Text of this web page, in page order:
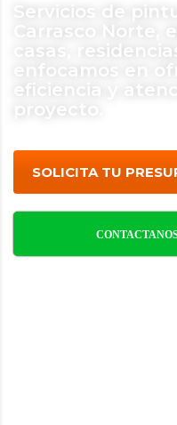
Servicios de
Carrasco Norte,
casas,
enfocamos en
eficiencia y
proyecto.
SOLICITA TU